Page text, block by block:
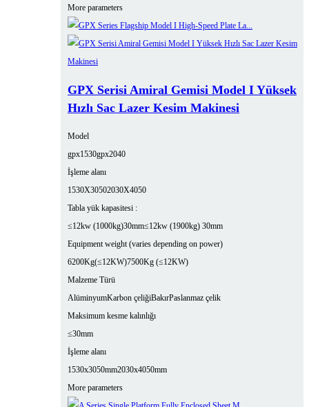
More parameters
GPX Serisi Amiral Gemisi Model I Yüksek
Hızlı Sac Lazer Kesim Makinesi
Model
gpx1530gpx2040
İşleme alanı
1530X30502030X4050
Tabla yük kapasitesi :
≤12kw (1000kg)30mm≤12kw (1900kg) 30mm
Equipment weight (varies depending on power)
6200Kg(≤12KW)7500Kg (≤12KW)
Malzeme Türü
AlüminyumKarbon çeliğiBakırPaslanmaz çelik
Maksimum kesme kalınlığı
≤30mm
İşleme alanı
1530x3050mm2030x4050mm
More parameters